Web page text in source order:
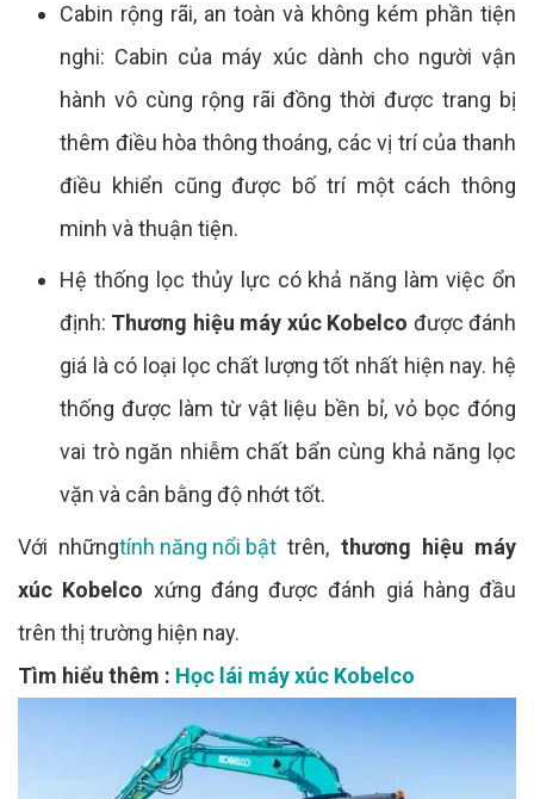
Cabin rộng rãi, an toàn và không kém phần tiện
nghi: Cabin của máy xúc dành cho người vận
hành vô cùng rộng rãi đồng thời được trang bị
thêm điều hòa thông thoáng, các vị trí của thanh
điều khiển cũng được bố trí một cách thông
minh và thuận tiện.
Hệ thống lọc thủy lực có khả năng làm việc ổn
định: Thương hiệu máy xúc Kobelco được đánh
giá là có loại lọc chất lượng tốt nhất hiện nay. hệ
thống được làm từ vật liệu bền bỉ, vỏ bọc đóng
vai trò ngăn nhiễm chất bẩn cùng khả năng lọc
vặn và cân bằng độ nhớt tốt.
Với nhữngtính năng nổi bật trên, thương hiệu máy
xúc Kobelco xứng đáng được đánh giá hàng đầu
trên thị trường hiện nay.
Tìm hiểu thêm : Học lái máy xúc Kobelco